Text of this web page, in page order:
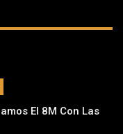
El 8M Con Las